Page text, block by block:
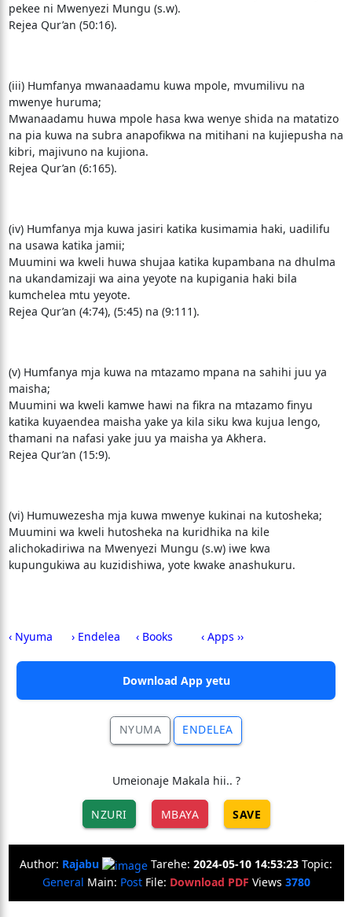
pekee ni Mwenyezi Mungu (s.w).
Rejea Qur’an (50:16).
(iii) Humfanya mwanaadamu kuwa mpole, mvumilivu na
mwenye huruma;
Mwanaadamu huwa mpole hasa kwa wenye shida na matatizo
na pia kuwa na subra anapofikwa na mitihani na kujiepusha na
kibri, majivuno na kujiona.
Rejea Qur’an (6:165).
(iv) Humfanya mja kuwa jasiri katika kusimamia haki, uadilifu
na usawa katika jamii;
Muumini wa kweli huwa shujaa katika kupambana na dhulma
na ukandamizaji wa aina yeyote na kupigania haki bila
kumchelea mtu yeyote.
Rejea Qur’an (4:74), (5:45) na (9:111).
(v) Humfanya mja kuwa na mtazamo mpana na sahihi juu ya
maisha;
Muumini wa kweli kamwe hawi na fikra na mtazamo finyu
katika kuyaendea maisha yake ya kila siku kwa kujua lengo,
thamani na nafasi yake juu ya maisha ya Akhera.
Rejea Qur’an (15:9).
(vi) Humuwezesha mja kuwa mwenye kukinai na kutosheka;
Muumini wa kweli hutosheka na kuridhika na kile
alichokadiriwa na Mwenyezi Mungu (s.w) iwe kwa
kupungukiwa au kuzidishiwa, yote kwake anashukuru.
‹ Nyuma › Endelea ‹ Books ‹ Apps ››
Download App yetu
NYUMA ENDELEA
Umeionaje Makala hii.. ?
NZURI MBAYA SAVE
Author: Rajabu Tarehe: 2024-05-10 14:53:23 Topic:
General Main: PostFile: Download PDF Views 3780